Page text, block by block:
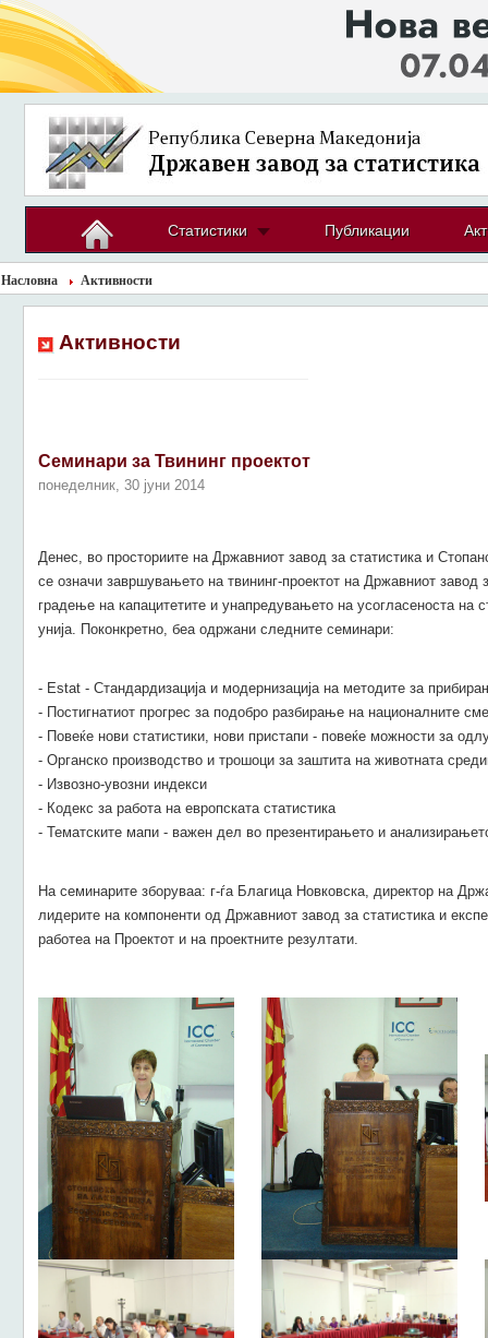
Статистики Публикации
Насловна Активности
Активности
Семинари за Твининг проектот
понеделник, 30 јуни 2014
Денес, во просториите на Државниот завод за статистика и
се означи завршувањето на твининг-проектот на Државниот
градење на капацитетите и унапредувањето на усогласеноста на
унија. Поконкретно, беа одржани следните семинари:
- Estat - Стандардизација и модернизација на методите за
- Постигнатиот прогрес за подобро разбирање на националните
- Повеќе нови статистики, нови пристапи - повеќе можности за
- Органско производство и трошоци за заштита на животната
- Извозно-увозни индекси
- Кодекс за работа на европската статистика
- Тематските мапи - важен дел во презентирањето и
На семинарите зборуваа: г-ѓа Благица Новковска, директор на
лидерите на компоненти од Државниот завод за статистика и
работеа на Проектот и на проектните резултати.